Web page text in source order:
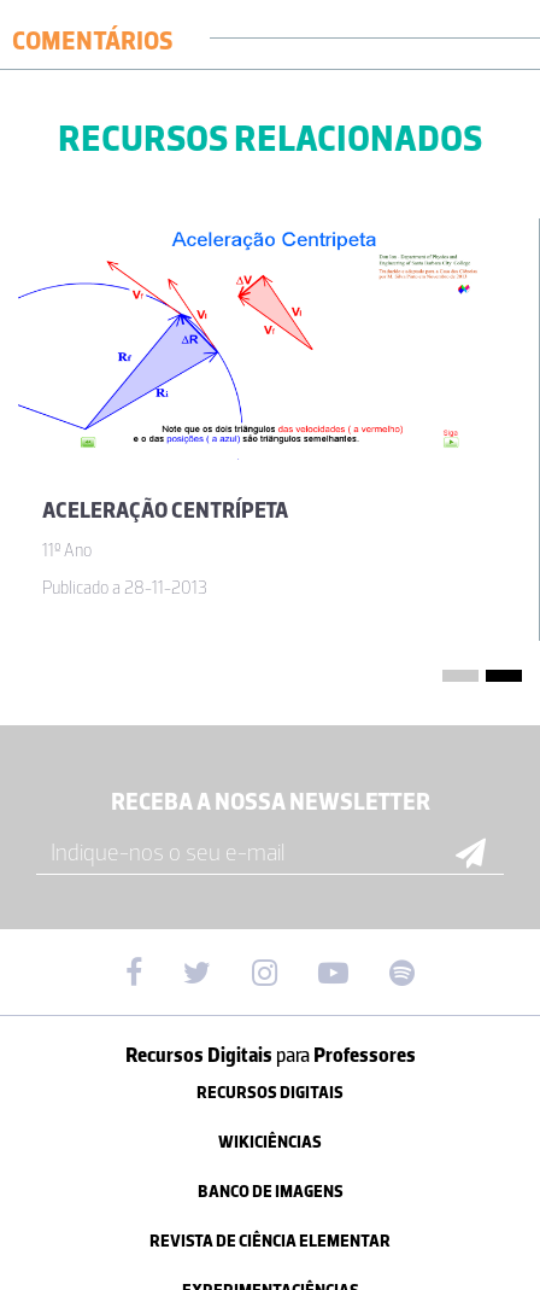
COMENTÁRIOS
RECURSOS RELACIONADOS
ACELERAÇÃO CENTRÍPETA
11º Ano
Publicado a 28-11-2013
RECEBA A NOSSA NEWSLETTER
Recursos Digitais paraProfessores
RECURSOS DIGITAIS
WIKICIÊNCIAS
BANCO DE IMAGENS
REVISTA DE CIÊNCIA ELEMENTAR